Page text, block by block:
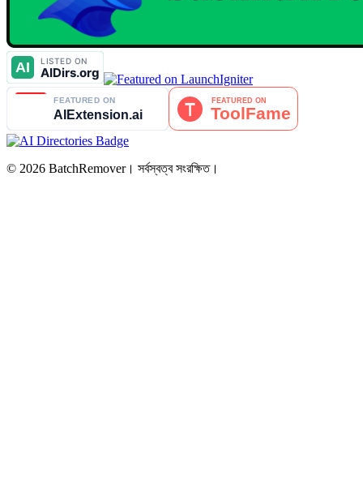
© 2026 BatchRemover। সর্বস্বত্ব সংরক্ষিত।